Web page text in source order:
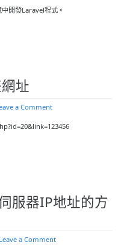
開發Laravel程式。
址
a Commenton
載】
服器IP地址的方
Leave a Commenton